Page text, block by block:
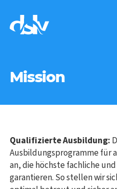
Mission
Qualifizierte Ausbildung:
Ausbildungsprogramme für
an, die höchste fachliche
garantieren. So stellen wir